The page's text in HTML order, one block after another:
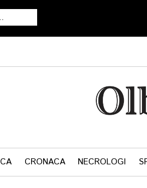
CRONACA NECROLOGI